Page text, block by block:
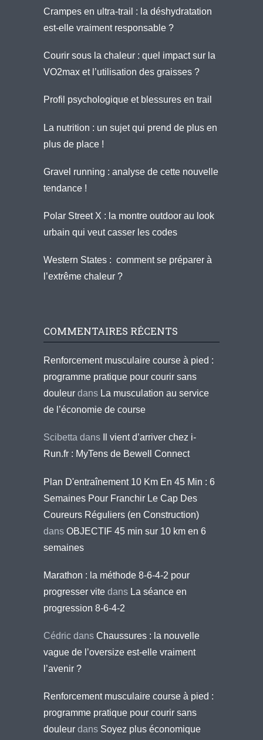
Crampes en ultra-trail : la déshydratation
est-elle vraiment responsable ?
Courir sous la chaleur : quel impact sur la
VO2max et l’utilisation des graisses ?
Profil psychologique et blessures en trail
La nutrition : un sujet qui prend de plus en
plus de place !
Gravel running : analyse de cette nouvelle
tendance !
Polar Street X : la montre outdoor au look
urbain qui veut casser les codes
Western States : comment se préparer à
l’extrême chaleur ?
COMMENTAIRES RÉCENTS
Renforcement musculaire course à pied :
programme pratique pour courir sans
douleur dans La musculation au service
de l’économie de course
Scibetta dans
Il vient d’arriver chez i-
Run.fr : MyTens de Bewell Connect
Plan D'entraînement 10 Km En 45 Min : 6
Semaines Pour Franchir Le Cap Des
Coureurs Réguliers (en Construction)
dans OBJECTIF 45 min sur 10 km en 6
semaines
Marathon : la méthode 8-6-4-2 pour
progresser vite dans La séance en
progression 8-6-4-2
Cédric dans Chaussures : la nouvelle
vague de l’oversize est-elle vraiment
l’avenir ?
Renforcement musculaire course à pied :
programme pratique pour courir sans
douleur dans Soyez plus économique